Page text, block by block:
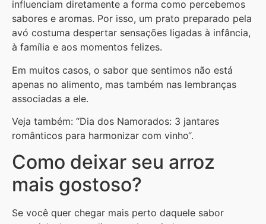
influenciam diretamente a forma como percebemos
sabores e aromas. Por isso, um prato preparado pela
avó costuma despertar sensações ligadas à infância,
à família e aos momentos felizes.
Em muitos casos, o sabor que sentimos não está
apenas no alimento, mas também nas lembranças
associadas a ele.
Veja também: “Dia dos Namorados: 3 jantares
românticos para harmonizar com vinho“.
Como deixar seu arroz
mais gostoso?
Se você quer chegar mais perto daquele sabor